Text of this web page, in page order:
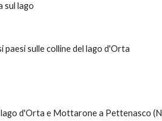
sul lago
paesi sulle colline del lago d'Orta
lago d'Orta e Mottarone a Pettenasco